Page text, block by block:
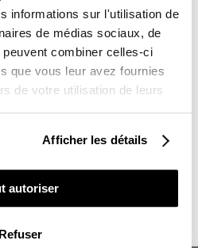
informations sur l'utilisation de
de médias sociaux, de
combiner celles-ci
que vous leur avez fournies
de votre utilisation de leurs
Afficher les détails
autoriser
Refuser
votre commande
en profiter :